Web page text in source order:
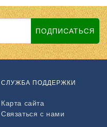
ПОДПИСАТЬСЯ
СЛУЖБА ПОДДЕРЖКИ
Карта сайта
Связаться с нами